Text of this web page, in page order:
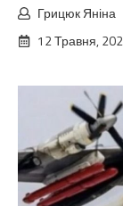
Грицюк Яніна
12 Травня,